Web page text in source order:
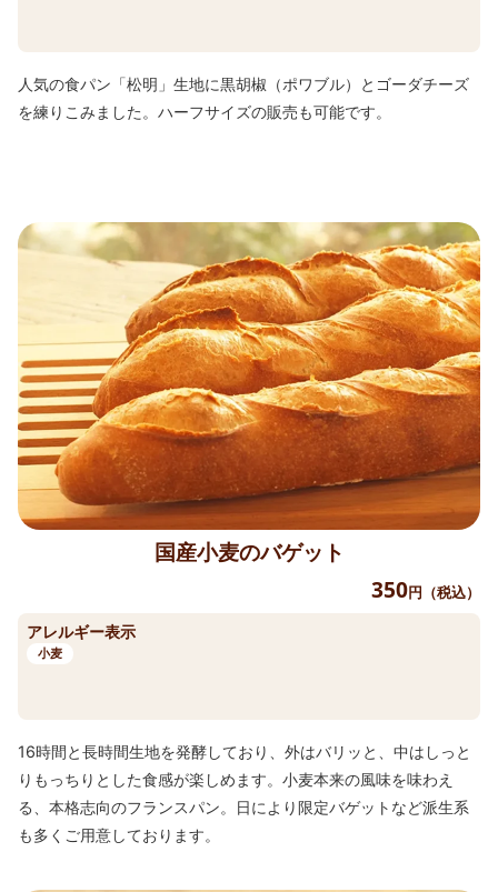
人気の食パン「松明」生地に黒胡椒（ポワブル）とゴーダチーズ
を練りこみました。ハーフサイズの販売も可能です。
国産小麦のバゲット
350円（税込）
アレルギー表示
小麦
16時間と長時間生地を発酵しており、外はバリッと、中はしっと
りもっちりとした食感が楽しめます。小麦本来の風味を味わえ
る、本格志向のフランスパン。日により限定バゲットなど派生系
も多くご用意しております。